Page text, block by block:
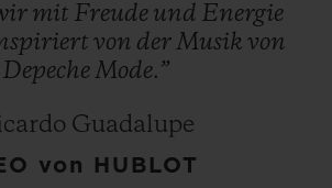
mit Freude und Energie
von derMusik von
DepecheMode.”
Guadalupe
von HUBLOT